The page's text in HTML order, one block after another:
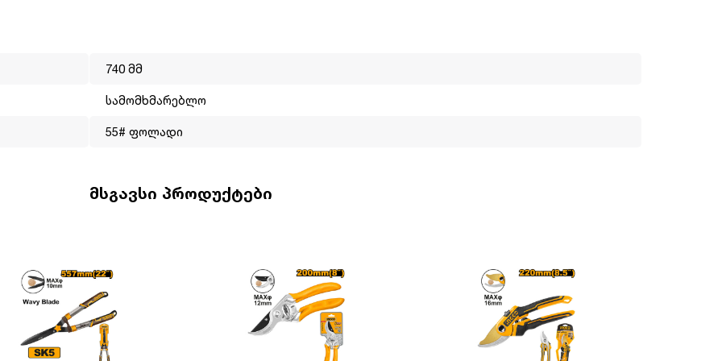
INGCO-ს პროდუქცია არის ტექნიკურად,
740 მმ
სამომხმარებლო
55# ფოლადი
მსგავსი პროდუქტები